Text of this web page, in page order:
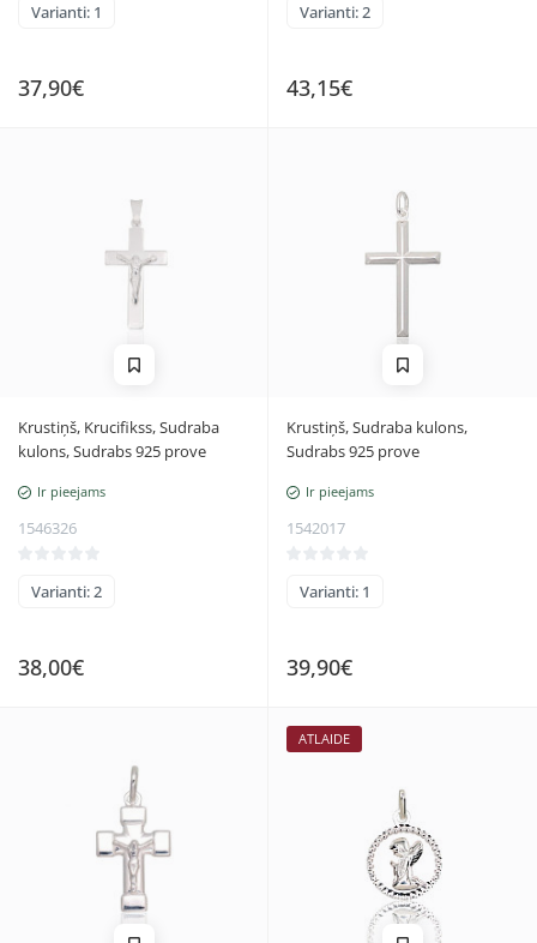
Varianti: 1
37,90€
Varianti: 2
43,15€
Krustiņš, Krucifikss, Sudraba
kulons, Sudrabs 925 prove
Ir pieejams
1546326
Varianti: 2
38,00€
Krustiņš, Sudraba kulons,
Sudrabs 925 prove
Ir pieejams
1542017
Varianti: 1
39,90€
ATLAIDE